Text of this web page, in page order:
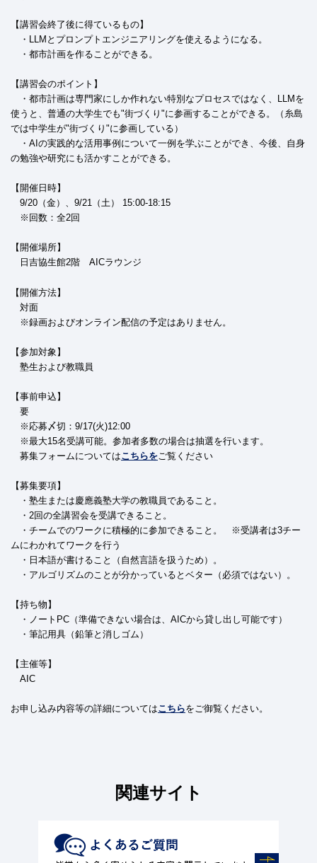
【講習会終了後に得ているもの】
・LLMとプロンプトエンジニアリングを使えるようになる。
・都市計画を作ることができる。
【講習会のポイント】
・都市計画は専門家にしか作れない特別なプロセスではなく、LLMを
使うと、普通の大学生でも"街づくり"に参画することができる。（糸島
では中学生が"街づくり"に参画している）
・AIの実践的な活用事例について一例を学ぶことができ、今後、自身
の勉強や研究にも活かすことができる。
【開催日時】
9/20（金）、9/21（土） 15:00-18:15
※回数：全2回
【開催場所】
日吉協生館2階 AICラウンジ
【開催方法】
対面
※録画およびオンライン配信の予定はありません。
【参加対象】
塾生および教職員
【事前申込】
要
※応募〆切：9/17(火)12:00
※最大15名受講可能。参加者多数の場合は抽選を行います。
募集フォームについてはこちらを ご覧ください
【募集要項】
・塾生または慶應義塾大学の教職員であること。
・2回の全講習会を受講できること。
・チームでのワークに積極的に参加できること。 ※受講者は3チー
ムにわかれてワークを行う
・日本語が書けること（自然言語を扱うため）。
・アルゴリズムのことが分かっているとベター（必須ではない）。
【持ち物】
・ノートPC（準備できない場合は、AICから貸し出し可能です）
・筆記用具（鉛筆と消しゴム）
【主催等】
AIC
お申し込み内容等の詳細についてはこちらをご御覧ください。
関連サイト